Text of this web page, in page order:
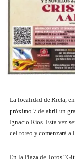
La localidad de Ricla,
próximo 7 de abril un
Ignacio Ríos. Esta vez
del toreo y comenzará a
En la Plaza de Toros